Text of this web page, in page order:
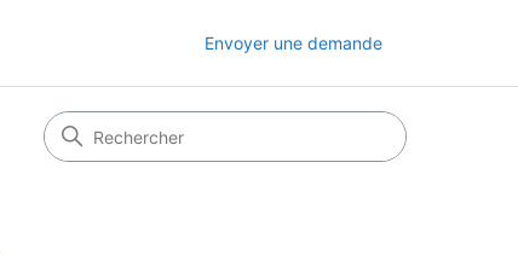
Envoyer une demande